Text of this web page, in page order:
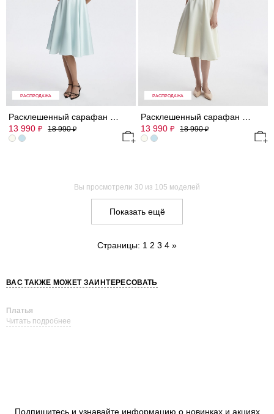
РАСПРОДАЖА
13 990 ₽ 18 990₽
РАСПРОДАЖА
13 990 ₽ 18 990₽
Вы просмотрели 30 из 105 моделей
Показать ещё
Страницы: 1 2 3 4 »
ВАС ТАКЖЕ МОЖЕТ ЗАИНТЕРЕСОВАТЬ
Платья
Читать подробнее
Подпишитесь и узнавайте информацию о новинках и акциях